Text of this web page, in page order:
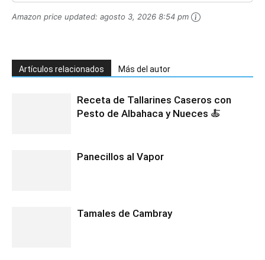
Amazon price updated: agosto 3, 2026 8:54 pm
Artículos relacionados Más del autor
Receta de Tallarines Caseros con
Pesto de Albahaca y Nueces 🍝
Panecillos al Vapor
Tamales de Cambray